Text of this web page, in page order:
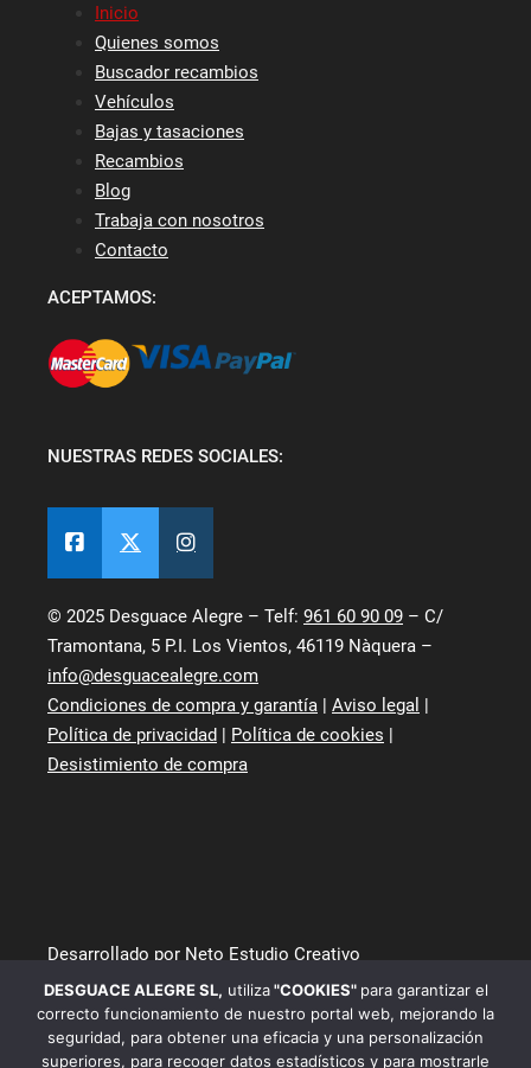
Inicio
Quienes somos
Buscador recambios
Vehículos
Bajas y tasaciones
Recambios
Blog
Trabaja con nosotros
Contacto
ACEPTAMOS:
NUESTRAS REDES SOCIALES:
© 2025 Desguace Alegre – Telf: 961 60 90 09 – C/
Tramontana, 5 P.I. Los Vientos, 46119 Nàquera –
info@desguacealegre.com
Condiciones de compra y garantía | Aviso legal |
Política de privacidad | Política de cookies |
Desistimiento de compra
Desarrollado por Neto Estudio Creativo
DESGUACE ALEGRE SL, utiliza"COOKIES" para garantizar el
correcto funcionamiento de nuestro portal web, mejorando la
seguridad, para obtener una eficacia y una personalización
superiores, para recoger datos estadísticos y para mostrarle